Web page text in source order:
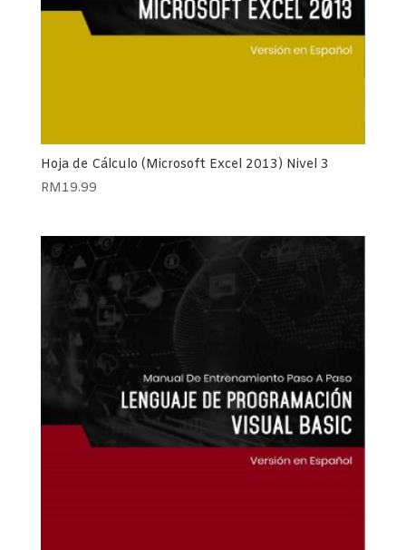
Hoja de Cálculo (Microsoft Excel 2013) Nivel 3
RM19.99